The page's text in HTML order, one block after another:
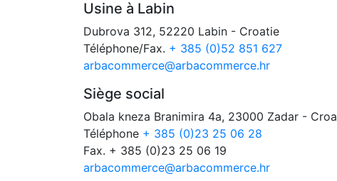
Usine à Labin
Dubrova 312, 52220 Labin - Croatie
Téléphone/Fax. + 385 (0)52 851 627
arbacommerce@arbacommerce.hr
Siège social
Obala kneza Branimira 4a, 23000 Zadar -
Téléphone + 385 (0)23 25 06 28
Fax. + 385 (0)23 25 06 19
arbacommerce@arbacommerce.hr